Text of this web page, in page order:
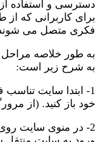
دسترسی و استفاده
برای کاربرانی که
فکری متصل می
به طور خلاصه
به شرح زیر است:
1- ابتدا سایت تناسب
خود باز کنید. (از
2- در منوی سایت